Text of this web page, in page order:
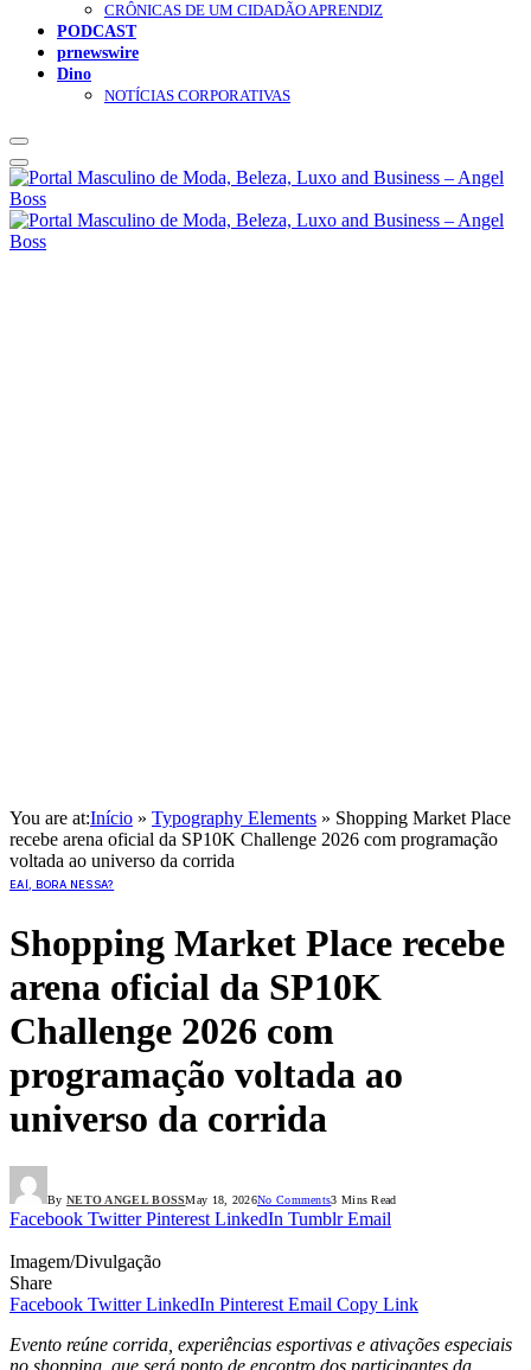
CRÔNICAS DE UM CIDADÃO APRENDIZ
PODCAST
prnewswire
Dino
NOTÍCIAS CORPORATIVAS
You are at:Início » Typography Elements » Shopping Market Place
recebe arena oficial da SP10K Challenge 2026 com programação
voltada ao universo da corrida
EAÍ, BORA NESSA?
Shopping Market Place recebe
arena oficial da SP10K
Challenge 2026 com
programação voltada ao
universo da corrida
By NETO ANGEL BOSSMay 18, 2026No Comments3 Mins Read
Facebook Twitter Pinterest LinkedIn Tumblr Email
Imagem/Divulgação
Share
Facebook Twitter LinkedIn Pinterest Email Copy Link
Evento reúne corrida, experiências esportivas e ativações especiais
no shopping, que será ponto de encontro dos participantes da